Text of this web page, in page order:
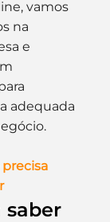
vamos
na
e
adequada
saber